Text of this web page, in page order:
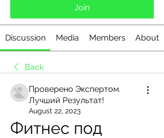
Join
Discussion Media Members About
Back
Проверено Экспертом.
Лучший Результат!
August 22, 2023
Фитнес под